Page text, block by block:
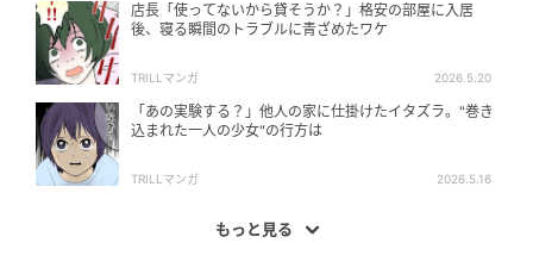
店長「使ってないから貸そうか？」格安の部屋に入居
後、寝る瞬間のトラブルに青ざめたワケ
TRILLマンガ 2026.5.20
「あの実験する？」他人の家に仕掛けたイタズラ。"巻き
込まれた一人の少女"の行方は
TRILLマンガ 2026.5.16
もっと見る